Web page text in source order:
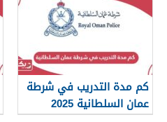
كم مدة التدريب في شرطة
عمان السلطانية 2025